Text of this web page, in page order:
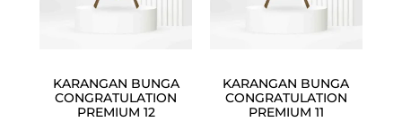
KARANGAN BUNGA
CONGRATULATION
PREMIUM 12
KARANGAN BUNGA
CONGRATULATION
PREMIUM 11